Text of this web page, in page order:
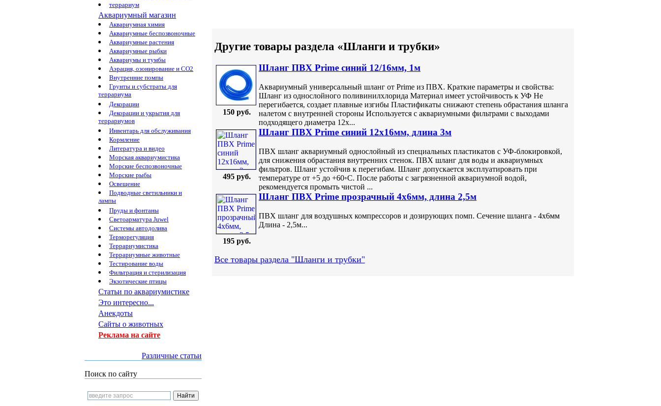
террариум
Аквариумный магазин
Аквариумная химия
Аквариумные беспозвоночные
Аквариумные растения
Аквариумные рыбки
Аквариумы и тумбы
Аэрация, озонирование и CO2
Внутренние помпы
Грунты и субстраты для
террариума
Декорации
Декорации и укрытия для
террариумов
Инвентарь для обслуживания
Кормление
Литература и видео
Морская аквариумистика
Морские беспозвоночные
Морские рыбы
Освещение
Подводные светильники и
лампы
Пруды и фонтаны
Светоарматура Juwel
Системы автодолива
Терморегуляция
Террариумистика
Террариумные животные
Тестирование воды
Фильтрация и стерилизация
Экзотические птицы
Статьи по аквариумистике
Это интересно...
Анекдоты
Сайты о животных
Реклама на сайте
Различные статьи
Поиск по сайту
Другие товары раздела «Шланги и трубки»
150 руб.
Шланг ПВХ Prime синий 12/16мм, 1м
Аквариумный универсальный шланг от Prime из ПВХ. Краткие параметры и свойства:
Шланг из однослойного поливинилхлорида Материал имеет устойчивость к УФ Не
перегибается, создает плавные изгибы Пластификаты снижают степень обрастания шланга
налетом с внутренней стороны Используется с аквариумными фильтрами с выходами
подходящего диаметра 12х...
495 руб.
Шланг ПВХ Prime синий 12х16мм, длина 3м
ПВХ шланг аквариумный однослойный из специальных пластикатов с УФ-блокировкой,
для снижения обрастания внутренних стенок. ПВХ шланг для воды и аквариумных
фильтров. Шланг устойчив к перегибам. Шланг допускается эксплуатировать при
температуре от +5 до +60◦С. После работы с загрязненной аквариумной водой,
рекомендуется промыть чистой ...
195 руб.
Шланг ПВХ Prime прозрачный 4х6мм, длина 2,5м
ПВХ шланг для воздушных компрессоров и дозирующих помп. Сечение шланга - 4х6мм
Длина - 2,5м...
Все товары раздела "Шланги и трубки"